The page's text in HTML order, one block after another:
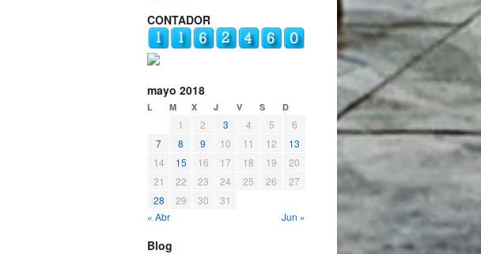
CONTADOR
mayo 2018
L M X J V S D
1 2 3 4 5
6
7
8 9 10 11 12
13
14
15 16 17 18 19
20
21
22 23 24 25 26
27
28
29 30
31
« Abr
Jun »
Blog